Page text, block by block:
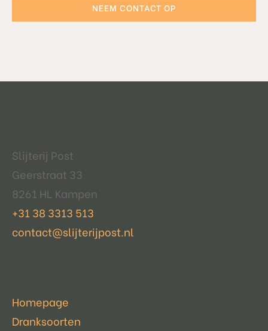
NEEM CONTACT OP
Slijterij Post
Geerstraat 33
8261 HL Kampen
+31 38 3313 513
contact@slijterijpost.nl
Homepage
Dranksoorten